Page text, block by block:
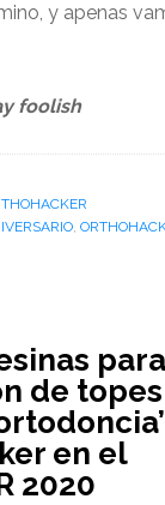
y apenas
foolish
,
para
de
en el
2020